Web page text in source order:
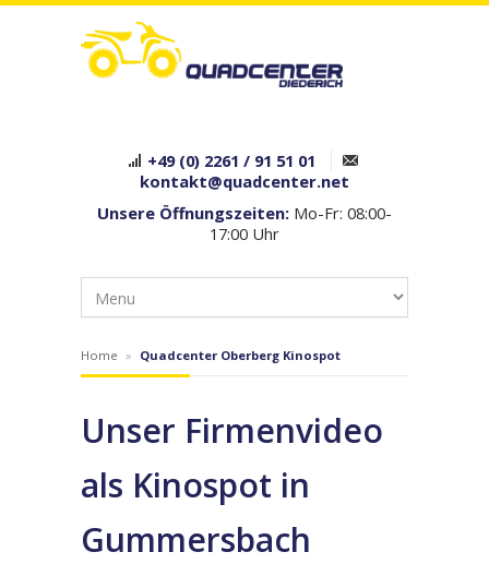
+49 (0) 2261 / 91 51 01
kontakt@quadcenter.net
Unsere Öffnungszeiten: Mo-Fr: 08:00-
17:00 Uhr
Home » Quadcenter Oberberg Kinospot
Unser Firmenvideo
als Kinospot in
Gummersbach